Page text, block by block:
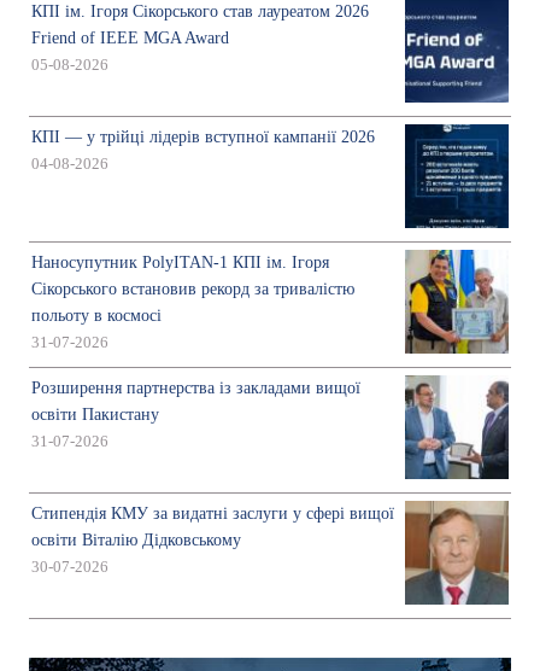
КПІ ім. Ігоря Сікорського став лауреатом 2026
Friend of IEEE MGA Award
05-08-2026
КПІ — у трійці лідерів вступної кампанії 2026
04-08-2026
Наносупутник PolyITAN-1 КПІ ім. Ігоря
Сікорського встановив рекорд за тривалістю
польоту в космосі
31-07-2026
Розширення партнерства із закладами вищої
освіти Пакистану
31-07-2026
Стипендія КМУ за видатні заслуги у сфері вищої
освіти Віталію Дідковському
30-07-2026